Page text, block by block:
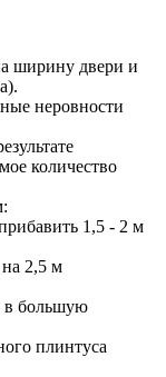
ширину двери и
неровности
количество
1,5 - 2 м
на 2,5 м
в большую
плинтуса